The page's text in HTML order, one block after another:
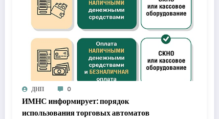
ДНП 0
ИМНС информирует: порядок
использования торговых автоматов